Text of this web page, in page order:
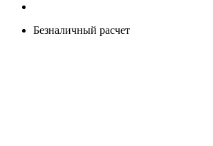
Безналичный расчет